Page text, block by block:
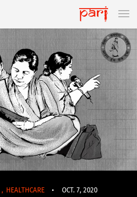
, HEALTHCARE • OCT. 7, 2020